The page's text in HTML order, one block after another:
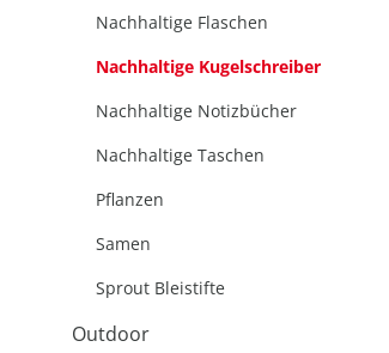
Nachhaltige Flaschen
Nachhaltige Kugelschreiber
Nachhaltige Notizbücher
Nachhaltige Taschen
Pflanzen
Samen
Sprout Bleistifte
Outdoor